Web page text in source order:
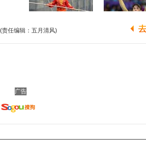
(责任编辑：五月清风)
广告